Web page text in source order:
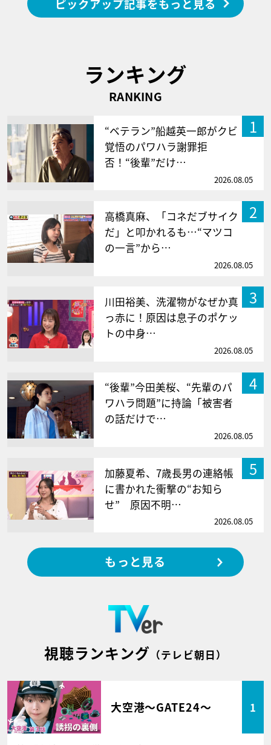
ピックアップ記事をもっと見る
ランキング
RANKING
1
“ベテラン”船越英一郎がクビ
覚悟のパワハラ謝罪拒
否！“後輩”だけ…
2026.08.05
2
高橋真麻、「コネだブサイク
だ」と叩かれるも…“マツコ
の一言”から…
2026.08.05
3
川田裕美、洗濯物がなぜか真
っ赤に！原因は息子のポケッ
トの中身…
2026.08.05
4
“後輩”今田美桜、“先輩のパ
ワハラ問題”に持論「被害者
の話だけで…
2026.08.05
5
加藤夏希、7歳長男の連絡帳
に書かれた衝撃の“お知ら
せ” 原因不明…
2026.08.05
もっと見る
視聴ランキング （テレビ朝日）
大空港～GATE24～ 1